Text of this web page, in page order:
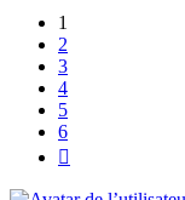
1
2
3
4
5
6